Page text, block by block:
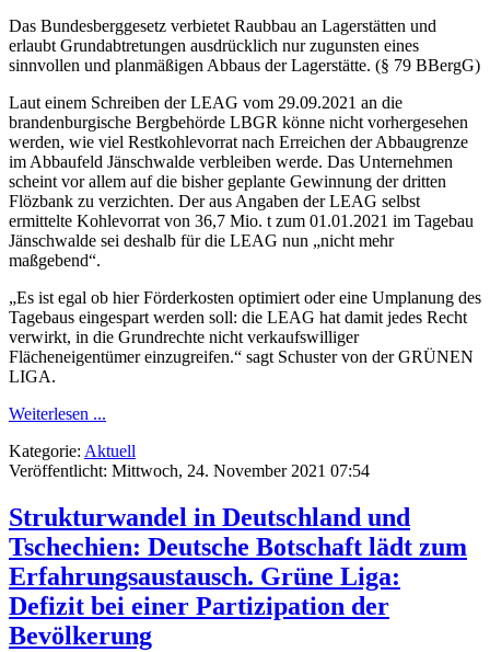
Das Bundesberggesetz verbietet Raubbau an Lagerstätten und
erlaubt Grundabtretungen ausdrücklich nur zugunsten eines
sinnvollen und planmäßigen Abbaus der Lagerstätte. (§ 79 BBergG)
Laut einem Schreiben der LEAG vom 29.09.2021 an die
brandenburgische Bergbehörde LBGR könne nicht vorhergesehen
werden, wie viel Restkohlevorrat nach Erreichen der Abbaugrenze
im Abbaufeld Jänschwalde verbleiben werde. Das Unternehmen
scheint vor allem auf die bisher geplante Gewinnung der dritten
Flözbank zu verzichten. Der aus Angaben der LEAG selbst
ermittelte Kohlevorrat von 36,7 Mio. t zum 01.01.2021 im Tagebau
Jänschwalde sei deshalb für die LEAG nun „nicht mehr
maßgebend“.
„Es ist egal ob hier Förderkosten optimiert oder eine Umplanung des
Tagebaus eingespart werden soll: die LEAG hat damit jedes Recht
verwirkt, in die Grundrechte nicht verkaufswilliger
Flächeneigentümer einzugreifen.“ sagt Schuster von der GRÜNEN
LIGA.
Weiterlesen ...
Kategorie: Aktuell
Veröffentlicht: Mittwoch, 24. November 2021 07:54
Strukturwandel in Deutschland und
Tschechien: Deutsche Botschaft lädt zum
Erfahrungsaustausch. Grüne Liga:
Defizit bei einer Partizipation der
Bevölkerung